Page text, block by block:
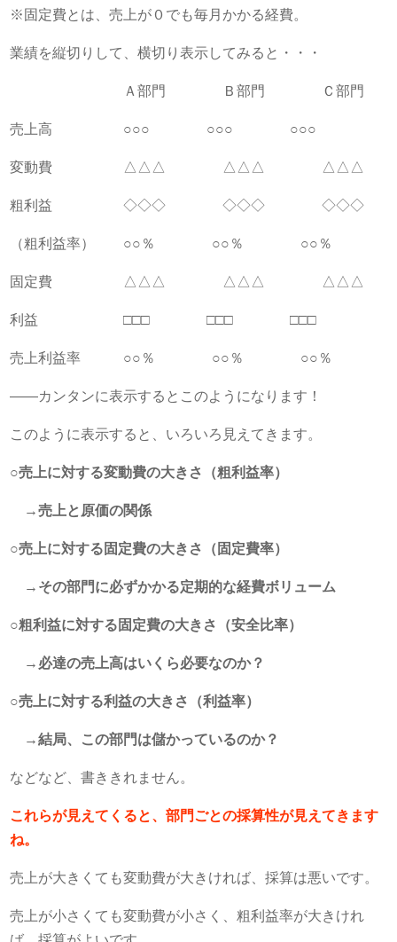
※固定費とは、売上が０でも毎月かかる経費。
業績を縦切りして、横切り表示してみると・・・
Ａ部門 Ｂ部門 Ｃ部門
売上高 ○○○ ○○○ ○○○
変動費 △△△ △△△ △△△
粗利益 ◇◇◇ ◇◇◇ ◇◇◇
（粗利益率） ○○％ ○○％ ○○％
固定費 △△△ △△△ △△△
利益 □□□ □□□ □□□
売上利益率 ○○％ ○○％ ○○％
――カンタンに表示するとこのようになります！
このように表示すると、いろいろ見えてきます。
○売上に対する変動費の大きさ（粗利益率）
→売上と原価の関係
○売上に対する固定費の大きさ（固定費率）
→その部門に必ずかかる定期的な経費ボリューム
○粗利益に対する固定費の大きさ（安全比率）
→必達の売上高はいくら必要なのか？
○売上に対する利益の大きさ（利益率）
→結局、この部門は儲かっているのか？
などなど、書ききれません。
これらが見えてくると、部門ごとの採算性が見えてきます
ね。
売上が大きくても変動費が大きければ、採算は悪いです。
売上が小さくても変動費が小さく、粗利益率が大きけれ